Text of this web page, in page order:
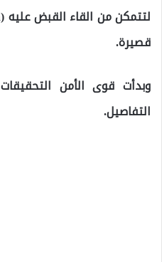
قصيرة.
وبدأت قوى الأمن
التفاصيل.